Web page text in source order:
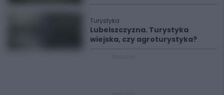
Turystyka
Lubelszczyzna. Turystyka
wiejska, czy agroturystyka?